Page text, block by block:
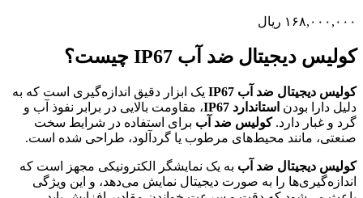
۱۶۸,۰۰۰,۰۰۰ ریال
کولیس دیجیتال ضد آب IP67 چیست؟
کولیس دیجیتال ضد آب IP67
یک ابزار دقیق اندازه‌گیری است که به
دلیل دارا بودن استاندارد IP67
، مقاومت بالایی در برابر نفوذ آب و
گرد و غبار دارد.کولیس ضد آب برای استفاده در شرایط سخت
صنعتی، مانند محیط‌های مرطوب یا گردآلود، طراحی شده است.
کولیس دیجیتال ضد آب به یک نمایشگر الکترونیکی مجهز است که
اندازه‌گیری‌ها را به صورت دیجیتال نمایش می‌دهد، و این ویژگی